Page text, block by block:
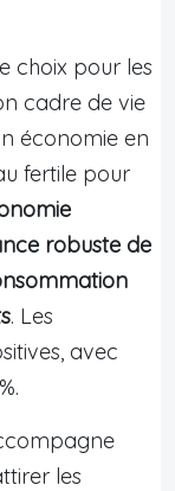
choix pour les
cadre de vie
économie en
fertile pour
robuste de
. Les
avec
les